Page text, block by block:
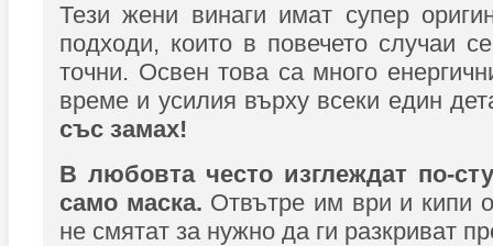
Тези жени винаги имат супер
подходи, които в повечето случаи
точни. Освен това са много
време и усилия върху всеки един
със замах!
В любовта често изглеждат по-
само маска. Отвътре им ври и кипи
не смятат за нужно да ги разкриват